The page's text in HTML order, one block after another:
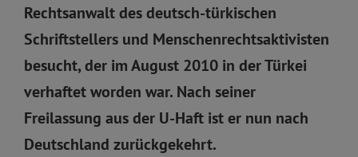
Rechtsanwalt des deutsch-türkischen
Schriftstellers und Menschenrechtsaktivisten
besucht, der im August 2010 in der Türkei
verhaftet worden war. Nach seiner
Freilassung aus der U-Haft ist er nun nach
Deutschland zurückgekehrt.